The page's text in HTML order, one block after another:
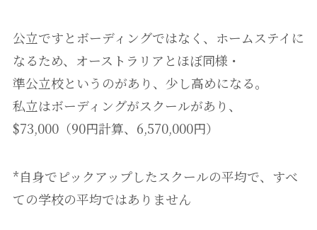
公立ですとボーディングではなく、ホームステイに
なるため、オーストラリアとほぼ同様・
準公立校というのがあり、少し高めになる。
私立はボーディングがスクールがあり、
$73,000（90円計算、6,570,000円）
*自身でピックアップしたスクールの平均で、すべ
ての学校の平均ではありません